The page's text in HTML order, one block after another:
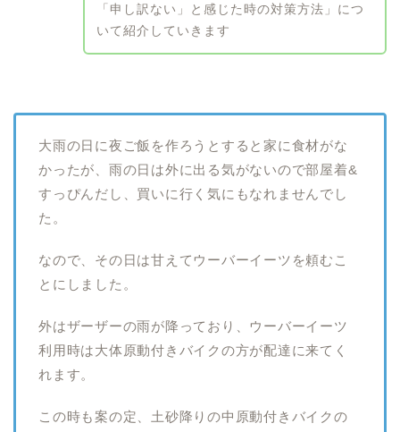
「申し訳ない」と感じた時の対策方法」につ
いて紹介していきます
大雨の日に夜ご飯を作ろうとすると家に食材がな
かったが、雨の日は外に出る気がないので部屋着&
すっぴんだし、買いに行く気にもなれませんでし
た。
なので、その日は甘えてウーバーイーツを頼むこ
とにしました。
外はザーザーの雨が降っており、ウーバーイーツ
利用時は大体原動付きバイクの方が配達に来てく
れます。
この時も案の定、土砂降りの中原動付きバイクの